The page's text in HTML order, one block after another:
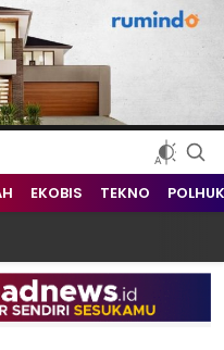
ini dari Indonesia dan Dunia
EKOBIS TEKNO